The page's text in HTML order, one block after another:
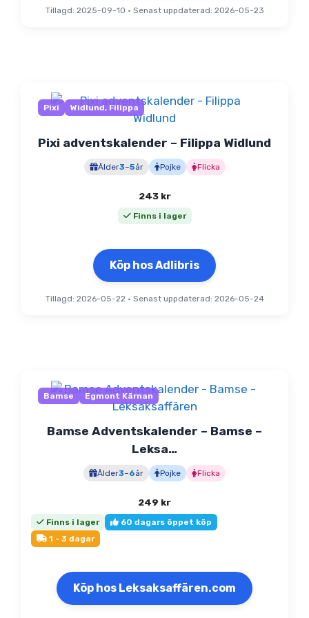
Tillagd: 2025-09-10 • Senast uppdaterad: 2026-05-23
Pixi Widlund, Filippa
Pixi adventskalender – Filippa Widlund
Ålder3–5år Pojke Flicka
243 kr
Finns i lager
Köp hos Adlibris
Tillagd: 2026-05-22• Senast uppdaterad: 2026-05-24
Bamse Egmont Kärnan
Bamse Adventskalender – Bamse –
Leksa…
Ålder3–6år Pojke Flicka
249 kr
Finns i lager
60 dagars öppet köp
1 - 3 dagar
Köp hos Leksaksaffären.com